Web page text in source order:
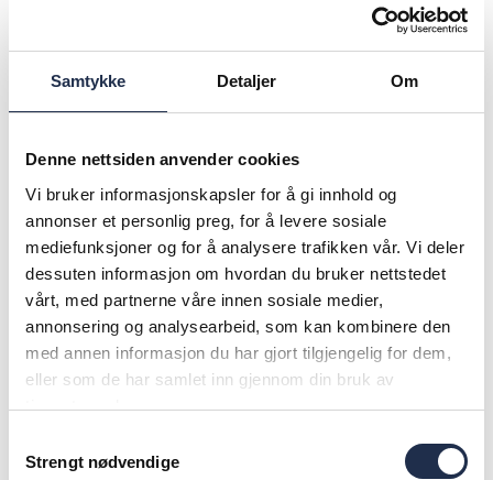
Samtykke Detaljer Om
Denne nettsiden anvender cookies
Vi bruker informasjonskapsler for å gi innhold og
annonser et personlig preg, for å levere sosiale
mediefunksjoner og for å analysere trafikken vår. Vi deler
dessuten informasjon om hvordan du bruker nettstedet
vårt, med partnerne våre innen sosiale medier,
annonsering og analysearbeid, som kan kombinere den
med annen informasjon du har gjort tilgjengelig for dem,
eller som de har samlet inn gjennom din bruk av
tjenestene deres.
Strengt nødvendige
droneoperatør som følger båren via en
observasjonsdrone og gjennom lyd- og
videoutstyr på selve båren, opplyser han.
det vil bli stadig viktigere ettersom «kill zone»
vokser og evakuering blir vanskeligere, legger han
til.